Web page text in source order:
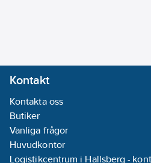
Kontakt
Kontakta oss
Butiker
Vanliga frågor
Huvudkontor
Logistikcentrum i Hallsberg -